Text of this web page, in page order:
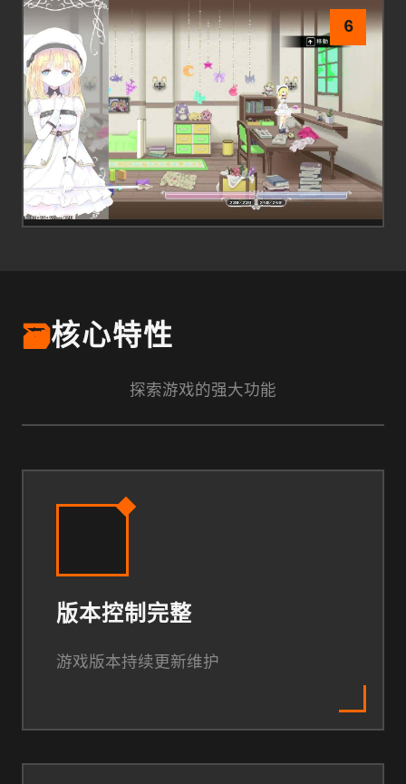
6
🗃️核心特性
探索游戏的强大功能
版本控制完整
游戏版本持续更新维护